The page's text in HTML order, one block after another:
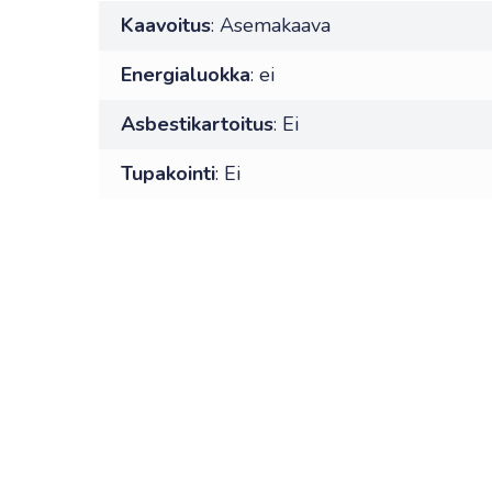
Kaavoitus: Asemakaava
Energialuokka: ei
Asbestikartoitus: Ei
Tupakointi: Ei